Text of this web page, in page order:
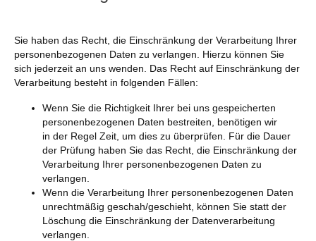
Sie haben das Recht, die Einschränkung der Verarbeitung Ihrer
personenbezogenen Daten zu verlangen. Hierzu können Sie
sich jederzeit an uns wenden. Das Recht auf Einschränkung der
Verarbeitung besteht in folgenden Fällen:
Wenn Sie die Richtigkeit Ihrer bei uns gespeicherten
personenbezogenen Daten bestreiten, benötigen wir
in der Regel Zeit, um dies zu überprüfen. Für die Dauer
der Prüfung haben Sie das Recht, die Einschränkung der
Verarbeitung Ihrer personenbezogenen Daten zu
verlangen.
Wenn die Verarbeitung Ihrer personenbezogenen Daten
unrechtmäßig geschah/geschieht, können Sie statt der
Löschung die Einschränkung der Datenverarbeitung
verlangen.